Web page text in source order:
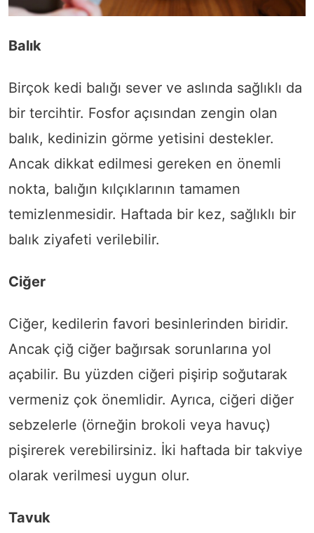
Balık
Birçok kedi balığı sever ve aslında sağlıklı da
bir tercihtir. Fosfor açısından zengin olan
balık, kedinizin görme yetisini destekler.
Ancak dikkat edilmesi gereken en önemli
nokta, balığın kılçıklarının tamamen
temizlenmesidir. Haftada bir kez, sağlıklı bir
balık ziyafeti verilebilir.
Ciğer
Ciğer, kedilerin favori besinlerinden biridir.
Ancak çiğ ciğer bağırsak sorunlarına yol
açabilir. Bu yüzden ciğeri pişirip soğutarak
vermeniz çok önemlidir. Ayrıca, ciğeri diğer
sebzelerle (örneğin brokoli veya havuç)
pişirerek verebilirsiniz. İki haftada bir takviye
olarak verilmesi uygun olur.
Tavuk